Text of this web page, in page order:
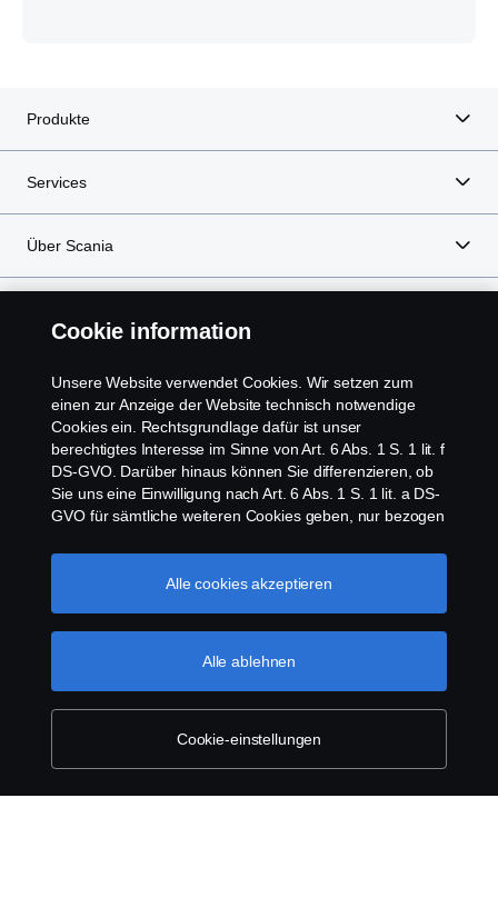
Produkte
Services
Über Scania
Scania in Ihrer Region: Deutschland
Impressum
Datenschutz
Cookie information
Unsere Website verwendet Cookies. Wir setzen zum
einen zur Anzeige der Website technisch notwendige
Cookies ein. Rechtsgrundlage dafür ist unser
berechtigtes Interesse im Sinne von Art. 6 Abs. 1 S. 1 lit. f
DS-GVO. Darüber hinaus können Sie differenzieren, ob
Sie uns eine Einwilligung nach Art. 6 Abs. 1 S. 1 lit. a DS-
GVO für sämtliche weiteren Cookies geben, nur bezogen
Diese Einwilligung ist freiwillig und kann jederzeit mit
Zukunftswirkung widerrufen werden. Unsere Anbieter
Angemessenheitsbeschlusses der Europäischen
Kommission im Sinne von Art. 45 Abs. 3 DS-GVO, worin
festgelegt wurde, dass in den USA ein angemessenes
Schutzniveau vorhanden ist. Informationen über uns
Cookie-einstellungen
Alle ablehnen
Alle cookies akzeptieren